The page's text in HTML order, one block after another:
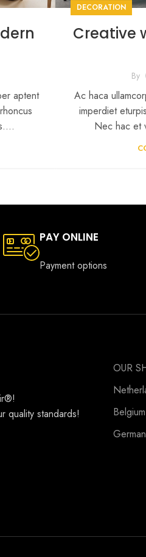
aptent
DECORATION
Creative
By
Ac haca
imperdiet
Nec hac et
PAY ONLINE
Payment options
!
quality standards!
OUR
Belgium